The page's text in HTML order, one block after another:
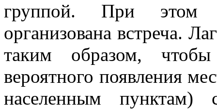
группой. При этом
организована встреча.
таким образом,
вероятного появления
населенным пунктам)